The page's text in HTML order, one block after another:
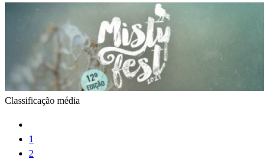
Classificação média
1
2